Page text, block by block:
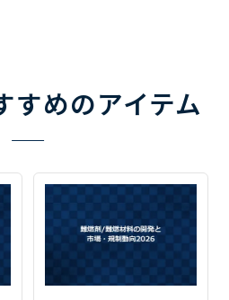
すめのアイテム